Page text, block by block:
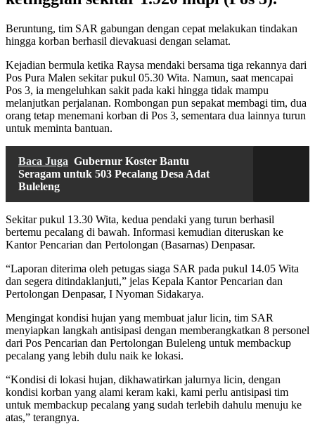
Beruntung, tim SAR gabungan dengan cepat melakukan tindakan
hingga korban berhasil dievakuasi dengan selamat.
Kejadian bermula ketika Raysa mendaki bersama tiga rekannya dari
Pos Pura Malen sekitar pukul 05.30 Wita. Namun, saat mencapai
Pos 3, ia mengeluhkan sakit pada kaki hingga tidak mampu
melanjutkan perjalanan. Rombongan pun sepakat membagi tim, dua
orang tetap menemani korban di Pos 3, sementara dua lainnya turun
untuk meminta bantuan.
Baca Juga Gubernur Koster Bantu
Seragam untuk 503 Pecalang Desa Adat
Buleleng
Sekitar pukul 13.30 Wita, kedua pendaki yang turun berhasil
bertemu pecalang di bawah. Informasi kemudian diteruskan ke
Kantor Pencarian dan Pertolongan (Basarnas) Denpasar.
“Laporan diterima oleh petugas siaga SAR pada pukul 14.05 Wita
dan segera ditindaklanjuti,” jelas Kepala Kantor Pencarian dan
Pertolongan Denpasar, I Nyoman Sidakarya.
Mengingat kondisi hujan yang membuat jalur licin, tim SAR
menyiapkan langkah antisipasi dengan memberangkatkan 8 personel
dari Pos Pencarian dan Pertolongan Buleleng untuk membackup
pecalang yang lebih dulu naik ke lokasi.
“Kondisi di lokasi hujan, dikhawatirkan jalurnya licin, dengan
kondisi korban yang alami keram kaki, kami perlu antisipasi tim
untuk membackup pecalang yang sudah terlebih dahulu menuju ke
atas,” terangnya.